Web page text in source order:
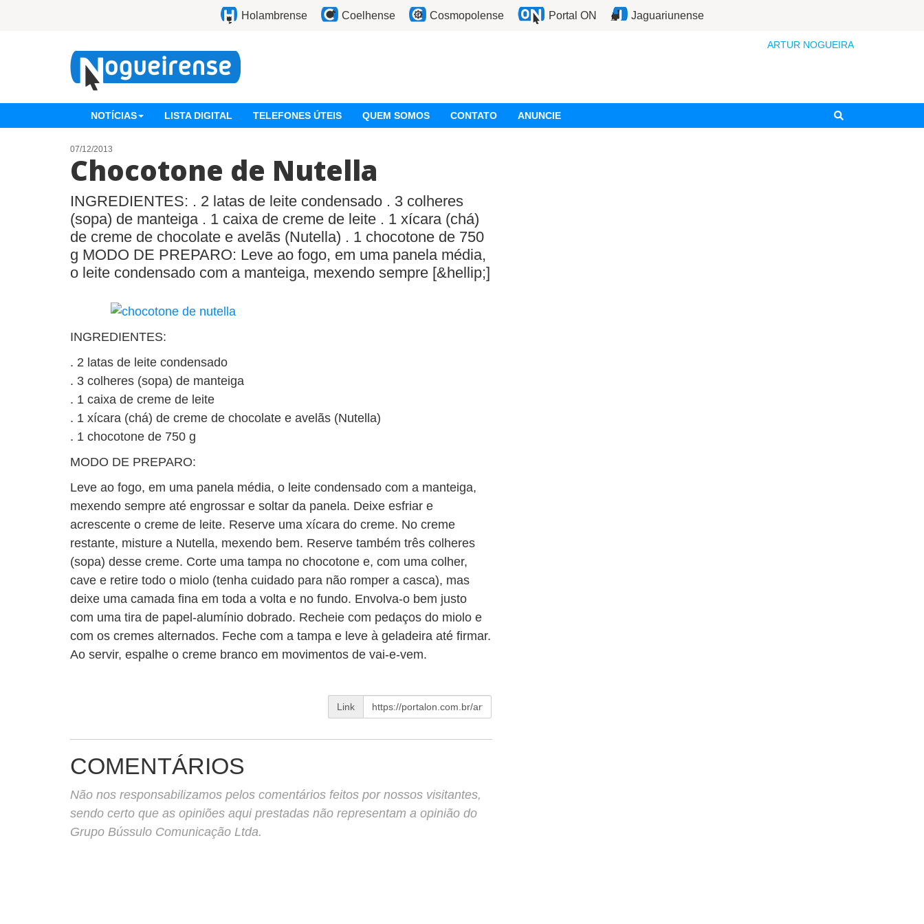
Holambrense Coelhense Cosmopolense Portal ON Jaguariunense
ARTUR NOGUEIRA
NOTÍCIAS LISTA DIGITAL TELEFONES ÚTEIS QUEM SOMOS CONTATO ANUNCIE
07/12/2013
Chocotone de Nutella
INGREDIENTES: . 2 latas de leite condensado . 3 colheres
(sopa) de manteiga . 1 caixa de creme de leite . 1 xícara (chá)
de creme de chocolate e avelãs (Nutella) . 1 chocotone de 750
g MODO DE PREPARO: Leve ao fogo, em uma panela média,
o leite condensado com a manteiga, mexendo sempre [&hellip;]
INGREDIENTES:
. 2 latas de leite condensado
. 3 colheres (sopa) de manteiga
. 1 caixa de creme de leite
. 1 xícara (chá) de creme de chocolate e avelãs (Nutella)
. 1 chocotone de 750 g
MODO DE PREPARO:
Leve ao fogo, em uma panela média, o leite condensado com a manteiga,
mexendo sempre até engrossar e soltar da panela. Deixe esfriar e
acrescente o creme de leite. Reserve uma xícara do creme. No creme
restante, misture a Nutella, mexendo bem. Reserve também três colheres
(sopa) desse creme. Corte uma tampa no chocotone e, com uma colher,
cave e retire todo o miolo (tenha cuidado para não romper a casca), mas
deixe uma camada fina em toda a volta e no fundo. Envolva-o bem justo
com uma tira de papel-alumínio dobrado. Recheie com pedaços do miolo e
com os cremes alternados. Feche com a tampa e leve à geladeira até firmar.
Ao servir, espalhe o creme branco em movimentos de vai-e-vem.
Link
COMENTÁRIOS
Não nos responsabilizamos pelos comentários feitos por nossos visitantes,
sendo certo que as opiniões aqui prestadas não representam a opinião do
Grupo Bússulo Comunicação Ltda.